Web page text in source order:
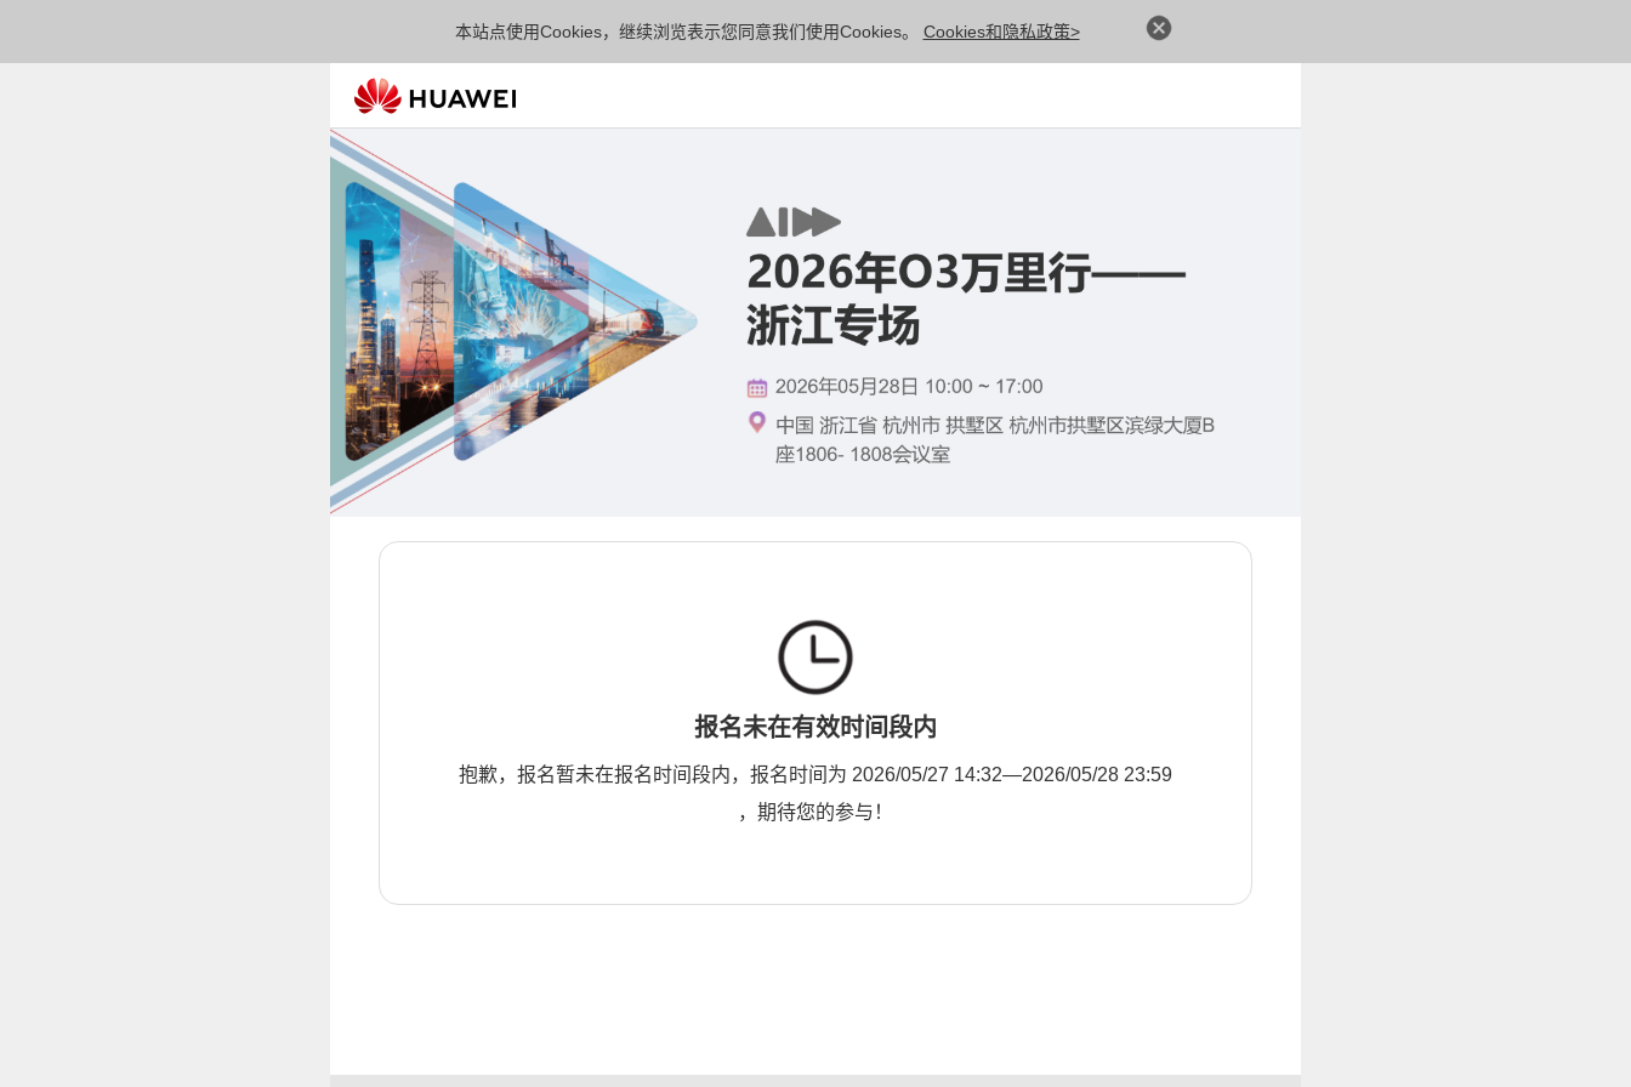
本站点使用Cookies，继续浏览表示您同意我们使用Cookies。 Cookies和隐私政策>
报名未在有效时间段内
抱歉，报名暂未在报名时间段内，报名时间为 2026/05/27 14:32—2026/05/28 23:59
，期待您的参与！